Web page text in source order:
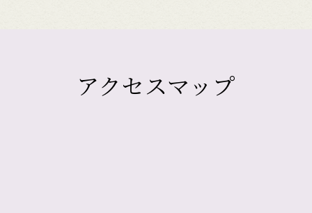
アクセスマップ